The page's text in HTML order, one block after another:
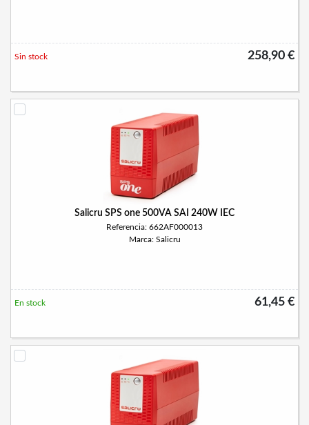
258,90 €
Sin stock
Salicru SPS one 500VA SAI 240W IEC
Referencia: 662AF000013
Marca: Salicru
61,45 €
En stock